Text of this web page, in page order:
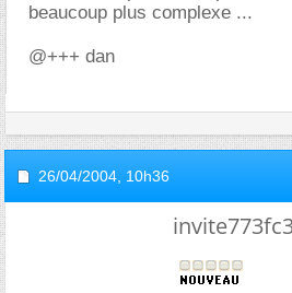
beaucoup plus complexe ...
@+++ dan
26/04/2004, 10h36